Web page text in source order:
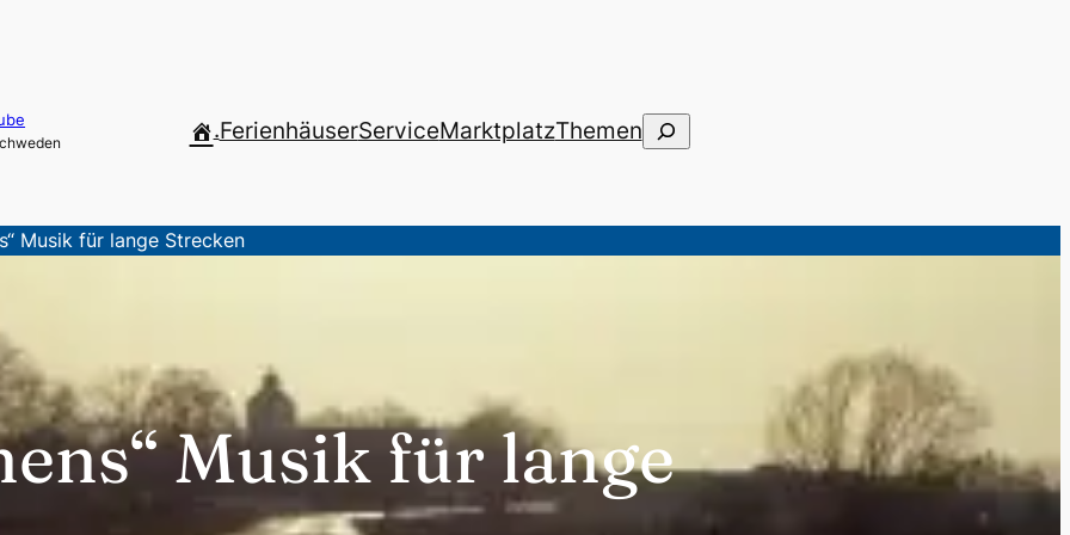
.FerienhäuserServiceMarktplatzThemenSuchen
Musik für lange Strecken
Musik für lange